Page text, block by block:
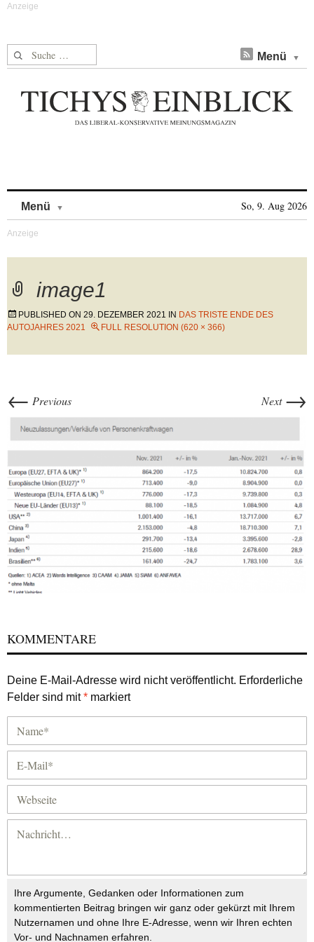
Suche nach: Menü
Menü So, 9. Aug 2026
image1
PUBLISHED ON 29. DEZEMBER 2021 IN DAS TRISTE ENDE DES
AUTOJAHRES 2021
FULL RESOLUTION (620 × 366)
← Previous Next →
KOMMENTARE
Deine E-Mail-Adresse wird nicht veröffentlicht. Erforderliche
Felder sind mit* markiert
Ihre Argumente, Gedanken oder Informationen zum
kommentierten Beitrag bringen wir ganz oder gekürzt mit Ihrem
Nutzernamen und ohne Ihre E-Adresse, wenn wir Ihren echten
Vor- und Nachnamen erfahren.